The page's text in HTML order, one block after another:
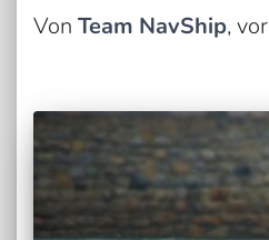
Von Team NavShip, vor